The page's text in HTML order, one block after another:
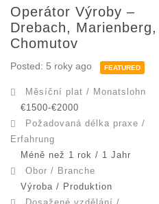
Operátor Výroby –
Drebach, Marienberg,
Chomutov
Posted: 5 roky ago FEATURED
Měsíční plat / Monatslohn
€1500-€2000
Požadovaná délka praxe /
Erfahrung
Méně než 1 rok / 1 Jahr
Obor / Branche
Výroba / Produktion